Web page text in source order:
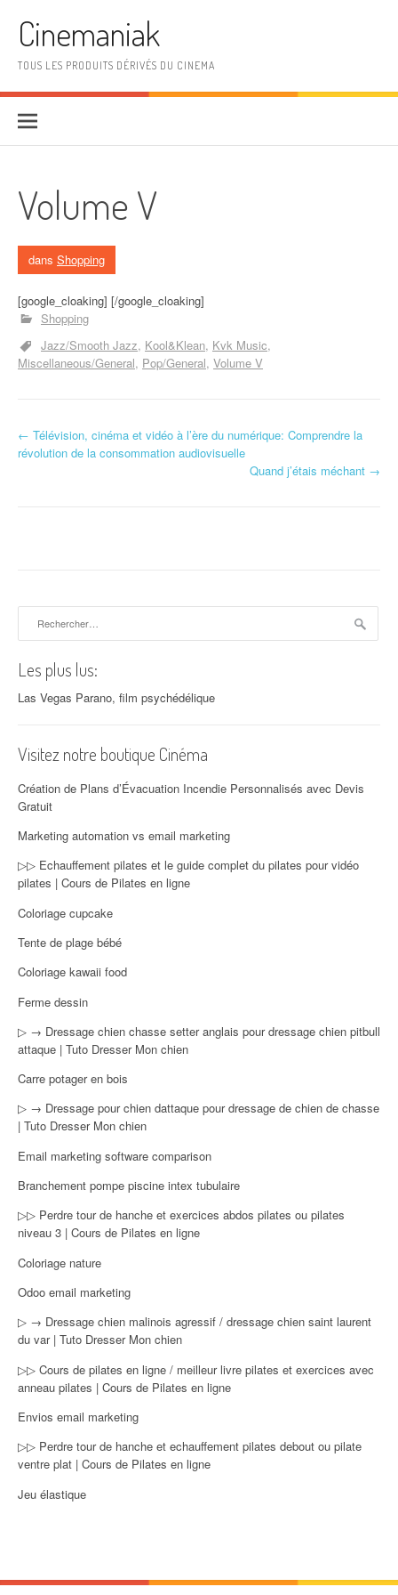
Cinemaniak
TOUS LES PRODUITS DÉRIVÉS DU CINEMA
Volume V
dans Shopping
[google_cloaking] [/google_cloaking]
Shopping
Jazz/Smooth Jazz Kool&Klean Kvk Music
Miscellaneous/General Pop/General Volume V
Navigation d'article
← Télévision, cinéma et vidéo à l’ère du numérique: Comprendre la
révolution de la consommation audiovisuelle
Quand j’étais méchant →
Les plus lus:
Las Vegas Parano, film psychédélique
Visitez notre boutique Cinéma
Création de Plans d’Évacuation Incendie Personnalisés avec Devis
Gratuit
Marketing automation vs email marketing
▷▷ Echauffement pilates et le guide complet du pilates pour vidéo
pilates | Cours de Pilates en ligne
Coloriage cupcake
Tente de plage bébé
Coloriage kawaii food
Ferme dessin
▷ → Dressage chien chasse setter anglais pour dressage chien pitbull
attaque | Tuto Dresser Mon chien
Carre potager en bois
▷ → Dressage pour chien dattaque pour dressage de chien de chasse
| Tuto Dresser Mon chien
Email marketing software comparison
Branchement pompe piscine intex tubulaire
▷▷ Perdre tour de hanche et exercices abdos pilates ou pilates
niveau 3 | Cours de Pilates en ligne
Coloriage nature
Odoo email marketing
▷ → Dressage chien malinois agressif / dressage chien saint laurent
du var | Tuto Dresser Mon chien
▷▷ Cours de pilates en ligne / meilleur livre pilates et exercices avec
anneau pilates | Cours de Pilates en ligne
Envios email marketing
▷▷ Perdre tour de hanche et echauffement pilates debout ou pilate
ventre plat | Cours de Pilates en ligne
Jeu élastique